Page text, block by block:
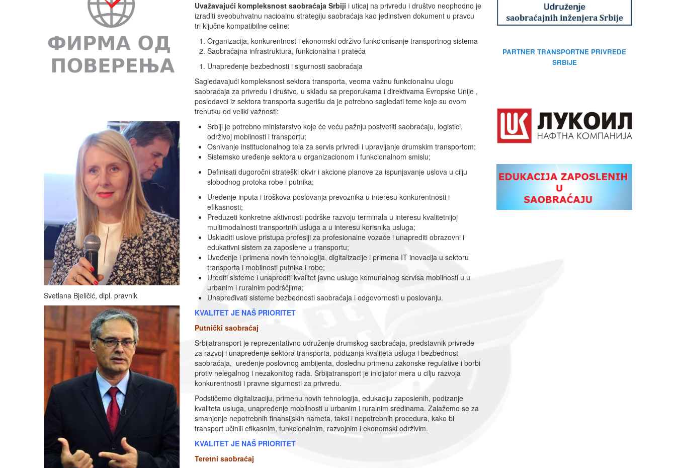
Svetlana Bjeličić, dipl. pravnik
Uvažavajući kompleksnost saobraćaja Srbiji i uticaj na privredu i društvo neophodno je
izraditi sveobuhvatnu nacioalnu strategiju saobraćaja kao jedinstven dokument u pravcu
tri ključne kompatibilne celine:
Organizacija, konkurentnost i ekonomski održivo funkcionisanje transportnog sistema
Saobraćajna infrastruktura, funkcionalna i prateća
Unapređenje bezbednosti i sigurnosti saobraćaja
Sagledavajući kompleksnost sektora transporta, veoma važnu funkcionalnu ulogu
saobraćaja za privredu i društvo, u skladu sa preporukama i direktivama Evropske Unije ,
poslodavci iz sektora transporta sugerišu da je potrebno sagledati teme koje su ovom
trenutku od veliki važnosti:
Srbiji je potrebno ministarstvo koje će veću pažnju postvetiti saobraćaju, logistici,
održivoj mobilnosti i transportu;
Osnivanje institucionalnog tela za servis privredi i upravljanje drumskim transportom;
Sistemsko uređenje sektora u organizacionom i funkcionalnom smislu;
Definisati dugoročni strateški okvir i akcione planove za ispunjavanje uslova u cilju
slobodnog protoka robe i putnika;
Uređenje inputa i troškova poslovanja prevoznika u interesu konkurentnosti i
efikasnosti;
Preduzeti konkretne aktivnosti podrške razvoju terminala u interesu kvalitetnijoj
multimodalnosti transportnih usluga a u interesu korisnika usluga;
Uskladiti uslove pristupa profesiji za profesionalne vozače i unaprediti obrazovni i
edukativni sistem za zaposlene u transportu;
Uvođenje i primena novih tehnologija, digitalizacije i primena IT inovacija u sektoru
transporta i mobilnosti putnika i robe;
Urediti sisteme i unaprediti kvalitet javne usluge komunalnog servisa mobilnosti u u
urbanim i ruralnim podrščjima;
Unapređivati sisteme bezbednosti saobraćaja i odgovornosti u poslovanju.
KVALITET JE NAŠ PRIORITET
Putnički saobraćaj
Srbijatransport je reprezentativno udruženje drumskog saobraćaja, predstavnik privrede
za razvoj i unapređenje sektora transporta, podizanja kvaliteta usluga i bezbednost
saobraćaja, uređenje poslovnog ambijenta, doslednu primenu zakonske regulative i borbi
protiv nelegalnog i nezakonitog rada. Srbijatransport je inicijator mera u cilju razvoja
konkurentnosti i pravne sigurnosti za privredu.
Podstičemo digitalizaciju, primenu novih tehnologija, edukaciju zaposlenih, podizanje
kvaliteta usluga, unapređenje mobilnosti u urbanim i ruralnim sredinama. Zalažemo se za
smanjenje nepotrebnih finansijskih nameta, taksi i nepotrebnih procedura, kako bi
transport učinili efikasnim, funkcionalnim, razvojnim i ekonomski održivim.
KVALITET JE NAŠ PRIORITET
Teretni saobraćaj
PARTNER TRANSPORTNE PRIVREDE
SRBIJE